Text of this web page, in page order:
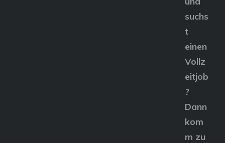
suchs
t
einen
Vollz
eitjob
?
Dann
kom
m zu